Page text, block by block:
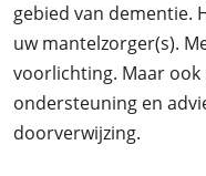
gebied van dementie.
uw mantelzorger(s).
voorlichting. Maar
ondersteuning en
doorverwijzing.